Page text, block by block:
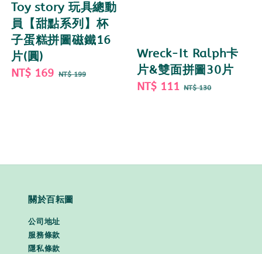
Toy story 玩具總動
員【甜點系列】杯
子蛋糕拼圖磁鐵16
片(圓)
Sale
NT$ 169 Regular
NT$ 199
Wreck-It Ralph卡
片&雙面拼圖30片
Sale
NT$ 111 Regular
NT$ 130
關於百耘圖
公司地址
服務條款
隱私條款